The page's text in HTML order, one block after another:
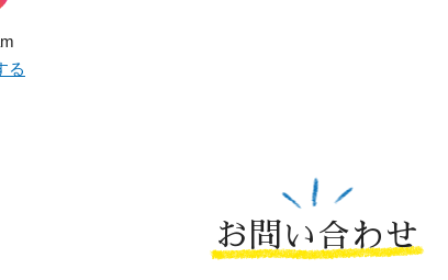
る
お問い合わせ